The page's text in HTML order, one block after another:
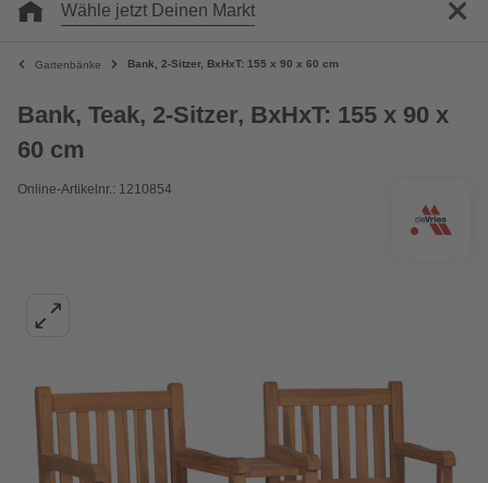
Wähle jetzt Deinen Markt
Gartenbänke Bank, 2-Sitzer, BxHxT: 155 x 90 x 60 cm
Bank, Teak, 2-Sitzer, BxHxT: 155 x 90 x
60 cm
Online-Artikelnr.: 1210854